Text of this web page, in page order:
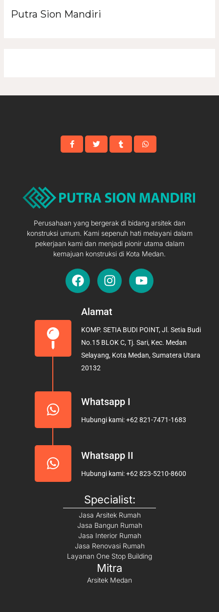
Putra Sion Mandiri
Perusahaan yang bergerak di bidang arsitek dan
konstruksi umum. Kami sepenuh hati melayani dalam
pekerjaan kami dan menjadi pionir utama dalam
kemajuan konstruksi di Kota Medan.
F
a
e
o
o
k
I
n
t
g
r
a
Y
o
b
e
Alamat
KOMP. SETIA BUDI POINT, Jl. Setia Budi
No.15 BLOK C, Tj. Sari, Kec. Medan
Selayang, Kota Medan, Sumatera Utara
20132
Whatsapp I
Hubungi kami: +62 821-7471-1683
Whatsapp II
Hubungi kami: +62 823-5210-8600
Specialist:
Jasa Arsitek Rumah
Jasa Bangun Rumah
Jasa Interior Rumah
Jasa Renovasi Rumah
Layanan One Stop Building
Mitra
Arsitek Medan